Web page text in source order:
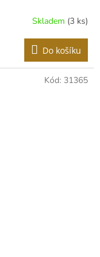
Skladem (3 ks)
Do košíku
Kód: 31365